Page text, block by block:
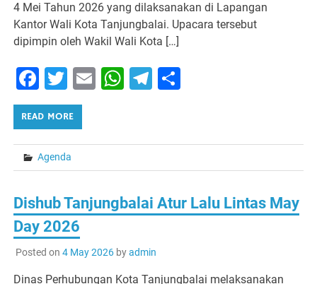
4 Mei Tahun 2026 yang dilaksanakan di Lapangan
Kantor Wali Kota Tanjungbalai. Upacara tersebut
dipimpin oleh Wakil Wali Kota […]
Facebook
Twitter
EmailWhatsApp
Telegram
READ MORE
Agenda
Dishub Tanjungbalai Atur Lalu Lintas May
Day 2026
Posted on 4 May 2026byadmin
Dinas Perhubungan Kota Tanjungbalai melaksanakan